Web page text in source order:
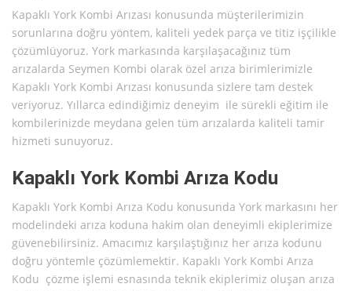
Kapaklı York Kombi Arızası konusunda müşterilerimizin
sorunlarına doğru yöntem, kaliteli yedek parça ve titiz işçilikle
çözümlüyoruz. York markasında karşılaşacağınız tüm
arızalarda Seymen Kombi olarak özel arıza birimlerimizle
Kapaklı York Kombi Arızası konusunda sizlere tam destek
veriyoruz. Yıllarca edindiğimiz deneyim ile sürekli eğitim ile
kombilerinizde meydana gelen tüm arızalarda kaliteli tamir
hizmeti sunuyoruz.
Kapaklı York Kombi Arıza Kodu
Kapaklı York Kombi Arıza Kodu konusunda York markasını her
modelindeki arıza koduna hakim olan deneyimli ekiplerimize
güvenebilirsiniz. Amacımız karşılaştığınız her arıza kodunu
doğru yöntemle çözümlemektir. Kapaklı York Kombi Arıza
Kodu çözme işlemi esnasında teknik ekiplerimiz oluşan arıza